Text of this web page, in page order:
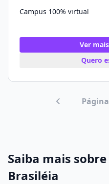
Campus 100% virtual
Ver
Quero
Saiba mais
Brasiléia